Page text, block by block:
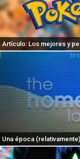
Artículo: Los mejores y
Una época